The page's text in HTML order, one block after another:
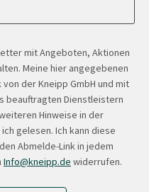
mit Angeboten, Aktionen
Meine hier angegebenen
der Kneipp GmbH und mit
beauftragten Dienstleistern
Hinweise in der
gelesen. Ich kann diese
Abmelde-Link in jedem
Info@kneipp.de widerrufen.